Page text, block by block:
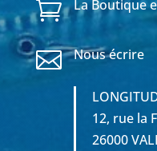
 La Boutique
 Nous écrire
12, rue la
26000